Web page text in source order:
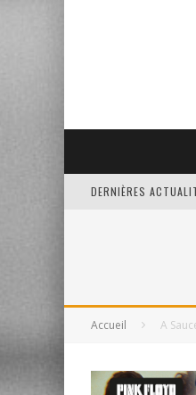
DERNIÈRES
Accueil A